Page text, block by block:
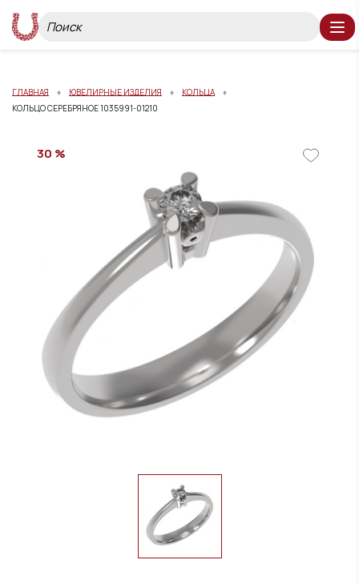
ГЛАВНАЯ ЮВЕЛИРНЫЕ ИЗДЕЛИЯ
КОЛЬЦА
КОЛЬЦО СЕРЕБРЯНОЕ 1035991-01210
30 %